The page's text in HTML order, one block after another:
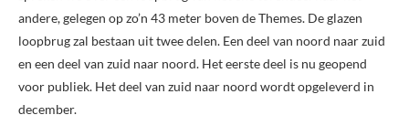
andere, gelegen op zo’n 43 meter boven de Themes. De glazen
loopbrug zal bestaan uit twee delen. Een deel van noord naar zuid
en een deel van zuid naar noord. Het eerste deel is nu geopend
voor publiek. Het deel van zuid naar noord wordt opgeleverd in
december.